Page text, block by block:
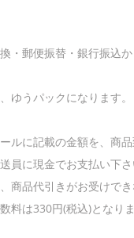
・郵便振替・銀行振込か
ゆうパックになります。
ルに記載の金額を、商
員に現金でお支払い下さ
商品代引きがお受けでき
料は330円(税込)となりま